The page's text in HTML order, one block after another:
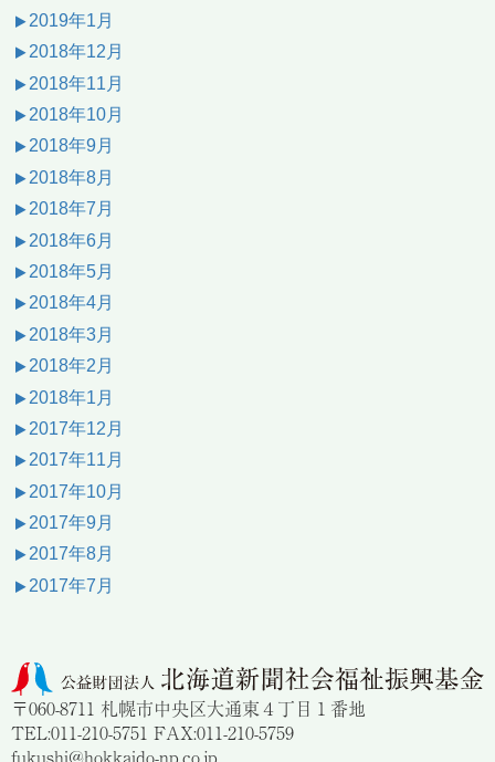
2019年1月
2018年12月
2018年11月
2018年10月
2018年9月
2018年8月
2018年7月
2018年6月
2018年5月
2018年4月
2018年3月
2018年2月
2018年1月
2017年12月
2017年11月
2017年10月
2017年9月
2017年8月
2017年7月
〒060-8711 札幌市中央区大通東４丁目１番地
TEL:011-210-5751 FAX:011-210-5759
fukushi@hokkaido-np.co.jp